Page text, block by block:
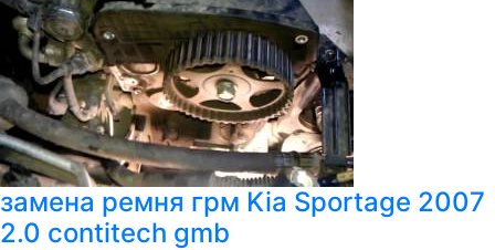
замена ремня грм Kia Sportage 2007
2.0 contitech gmb